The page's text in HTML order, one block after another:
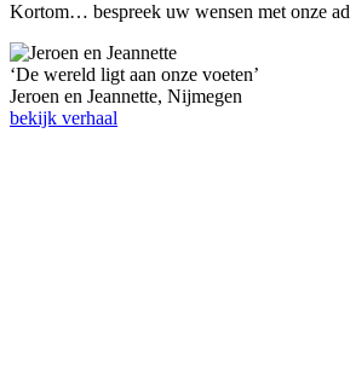
Kortom… bespreek uw wensen met onze
‘De wereld ligt aan onze voeten’
Jeroen en Jeannette, Nijmegen
bekijk verhaal